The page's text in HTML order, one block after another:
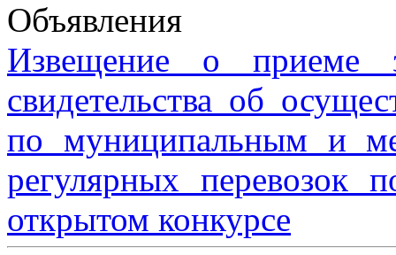
Объявления
Извещение о приеме
свидетельства об
по муниципальным и
регулярных перевозок
открытом конкурсе